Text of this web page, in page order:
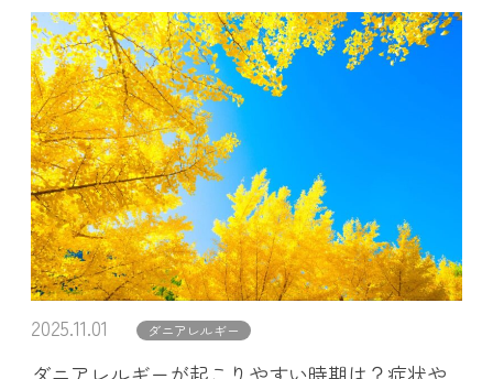
2025.11.01 ダニアレルギー